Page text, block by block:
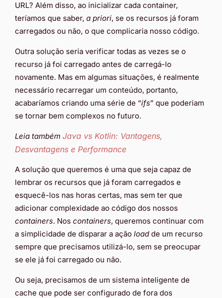
URL? Além disso, ao inicializar cada container,
teríamos que saber, a priori, se os recursos já foram
carregados ou não, o que complicaria nosso código.
Outra solução seria verificar todas as vezes se o
recurso já foi carregado antes de carregá-lo
novamente. Mas em algumas situações, é realmente
necessário recarregar um conteúdo, portanto,
acabaríamos criando uma série de “ifs” que poderiam
se tornar bem complexos no futuro.
Leia também Java vs Kotlin: Vantagens,
Desvantagens e Performance
A solução que queremos é uma que seja capaz de
lembrar os recursos que já foram carregados e
esquecê-los nas horas certas, mas sem ter que
adicionar complexidade ao código dos nossos
containers. Nos containers, queremos continuar com
a simplicidade de disparar a ação load de um recurso
sempre que precisamos utilizá-lo, sem se preocupar
se ele já foi carregado ou não.
Ou seja, precisamos de um sistema inteligente de
cache que pode ser configurado de fora dos